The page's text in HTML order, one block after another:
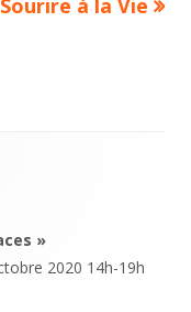
Sourire à la Vie
»
2020 14h-19h